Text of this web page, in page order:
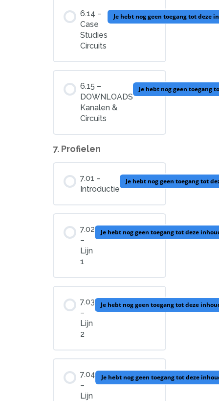
6.14 –
Case
Studies
Circuits
Je hebt nog geen toegang tot deze
6.15 –
DOWNLOADS
Kanalen &
Circuits
Je hebt nog geen toegang
7. Profielen
7.01 –
Introductie
Je hebt nog geen toegang tot
7.02
–
Lijn
1
Je hebt nog geen toegang tot deze
7.03
–
Lijn
2
Je hebt nog geen toegang tot deze
7.04
–
Lijn
Je hebt nog geen toegang tot deze